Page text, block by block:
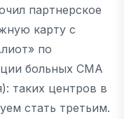
партнерское
карту с
по
больных СМА
таких центров в
стать третьим.